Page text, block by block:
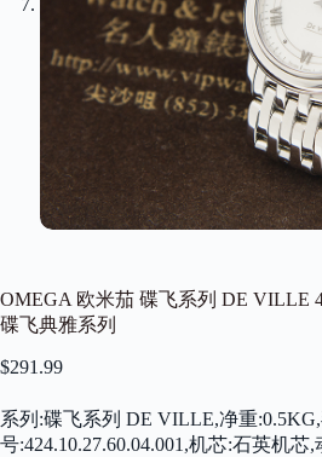
OMEGA 欧米茄 碟飞系列 DE VILLE
碟飞典雅系列
$291.99
系列:碟飞系列 DE VILLE,净重
号:424.10.27.60.04.001,机芯:石英机芯,